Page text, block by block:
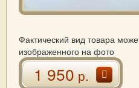
Фактический вид товара
изображенного на фото
1 950р.